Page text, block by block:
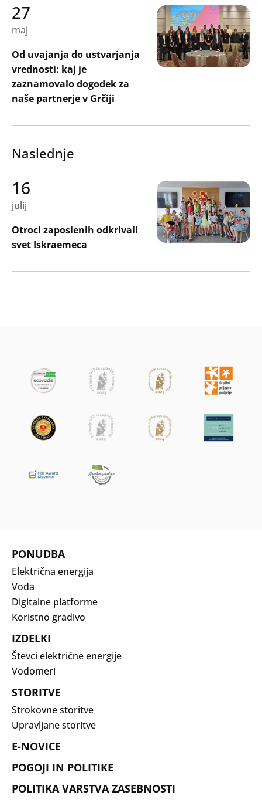
Search
Oddaj
27
maj
Od uvajanja do ustvarjanja
vrednosti: kaj je
zaznamovalo dogodek za
naše partnerje v Grčiji
Naslednje
16
julij
Otroci zaposlenih odkrivali
svet Iskraemeca
PONUDBA
Električna energija
Voda
Digitalne platforme
Koristno gradivo
IZDELKI
Števci električne energije
Vodomeri
STORITVE
Strokovne storitve
Upravljane storitve
E-NOVICE
POGOJI IN POLITIKE
POLITIKA VARSTVA ZASEBNOSTI